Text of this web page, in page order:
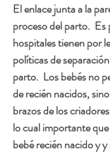
El enlace junta a la
proceso del parto.
hospitales tienen por
políticas de
parto.  Los bebés no
de recién nacidos,
brazos de los
lo cual importante
bebé recién nacido y